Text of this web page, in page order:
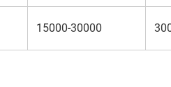
15000-30000